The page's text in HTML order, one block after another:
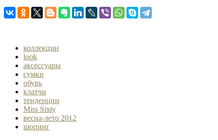
коллекции
look
аксессуары
сумки
обувь
клатчи
тенденции
Miss Sixty
весна-лето 2012
шопинг